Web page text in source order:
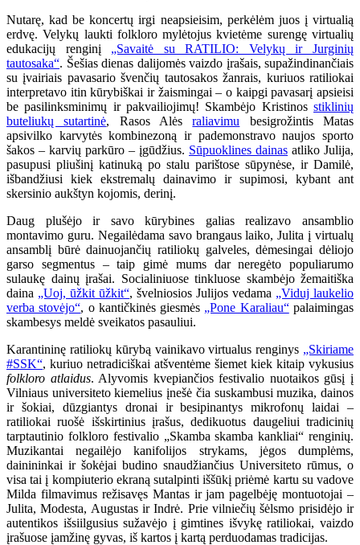
Nutarę, kad be koncertų irgi neapsieisim, perkėlėm juos į virtualią
erdvę. Velykų laukti folkloro mylėtojus kvietėme surengę virtualių
edukacijų renginį „Savaitė su RATILIO: Velykų ir Jurginių
tautosaka“. Šešias dienas dalijomės vaizdo įrašais, supažindinančiais
su įvairiais pavasario švenčių tautosakos žanrais, kuriuos ratiliokai
interpretavo itin kūrybiškai ir žaismingai – o kaipgi pavasarį apsieisi
be pasilinksminimų ir pakvailiojimų! Skambėjo Kristinos stiklinių
buteliukų sutartinė, Rasos Alėsraliavimu besigrožintis Matas
apsivilko karvytės kombinezoną ir pademonstravo naujos sporto
šakos – karvių parkūro – įgūdžius. Sūpuoklines dainas atliko Julija,
pasupusi pliušinį katinuką po stalu parištose sūpynėse, ir Damilė,
išbandžiusi kiek ekstremalų dainavimo ir supimosi, kybant ant
skersinio aukštyn kojomis, derinį.
Daug plušėjo ir savo kūrybines galias realizavo ansamblio
montavimo guru. Negailėdama savo brangaus laiko, Julita į virtualų
ansamblį būrė dainuojančių ratiliokų galveles, dėmesingai dėliojo
garso segmentus – taip gimė mums dar neregėto populiarumo
sulaukę dainų įrašai. Socialiniuose tinkluose skambėjo žemaitiška
daina „Uoj, ūžkit ūžkit“, švelniosios Julijos vedama „Viduj laukelio
verba stovėjo“, o kantičkinės giesmės „Pone Karaliau“palaimingas
skambesys meldė sveikatos pasauliui.
Karantininę ratiliokų kūrybą vainikavo virtualus renginys „Skiriame
#SSK“, kuriuo netradiciškai atšventėme šiemet kiek kitaip vykusius
folkloro atlaidus. Alyvomis kvepiančios festivalio nuotaikos gūsį į
Vilniaus universiteto kiemelius įnešė čia suskambusi muzika, dainos
ir šokiai, dūzgiantys dronai ir besipinantys mikrofonų laidai –
ratiliokai ruošė išskirtinius įrašus, dedikuotus daugeliui tradicinių
tarptautinio folkloro festivalio „Skamba skamba kankliai“ renginių.
Muzikantai negailėjo kanifolijos strykams, jėgos dumplėms,
dainininkai ir šokėjai budino snaudžiančius Universiteto rūmus, o
visa tai į kompiuterio ekraną sutalpinti iššūkį priėmė kartu su vadove
Milda filmavimus režisavęs Mantas ir jam pagelbėję montuotojai –
Julita, Modesta, Augustas ir Indrė. Prie vilniečių šėlsmo prisidėjo ir
autentikos išsiilgusius sužavėjo į gimtines išvykę ratiliokai, vaizdo
įrašuose įamžinę gyvas, iš kartos į kartą perduodamas tradicijas.